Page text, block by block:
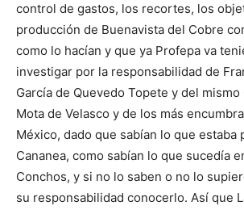
control de gastos, los recortes, los
producción de Buenavista del Cobre
como lo hacían y que ya Profepa va
investigar por la responsabilidad de
García de Quevedo Topete y del mismo
Mota de Velasco y de los más
México, dado que sabían lo que estaba
Cananea, como sabían lo que sucedía
Conchos, y si no lo saben o no lo
su responsabilidad conocerlo. Así que